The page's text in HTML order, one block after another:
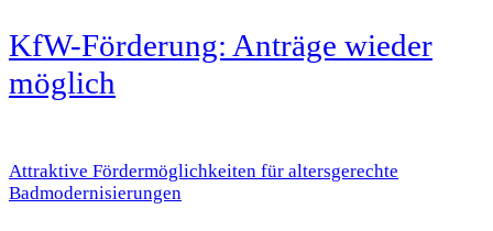
KfW-Förderung: Anträge wieder
möglich
Attraktive Fördermöglichkeiten für altersgerechte
Badmodernisierungen